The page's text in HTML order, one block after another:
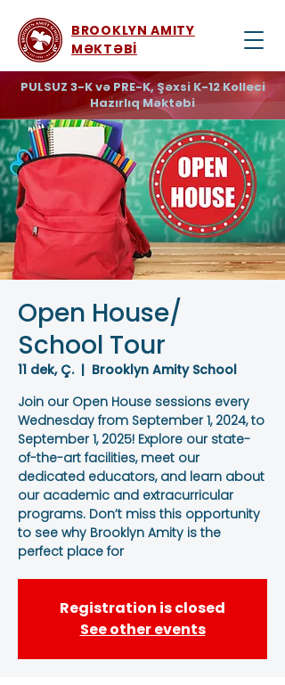
BROOKLYN AMITY
MƏKTƏBİ
PULSUZ 3-K və PRE-K, Şəxsi K-12 Kolleci
Hazırlıq Məktəbi
Open House/
School Tour
11 dek, Ç.
  |
Brooklyn Amity School
Join our Open House sessions every
Wednesday from September 1, 2024, to
September 1, 2025! Explore our state-
of-the-art facilities, meet our
dedicated educators, and learn about
our academic and extracurricular
programs. Don’t miss this opportunity
to see why Brooklyn Amity is the
perfect place for
Registration is closed
See other events